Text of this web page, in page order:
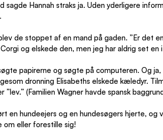
sagde Hannah straks ja. Uden yderligere
de stoppet af en mand på gaden. ”Er det
og elskede den, men jeg har aldrig set en i
papirerne og søgte på computeren. Og ja,
dronning Elisabeths elskede kæledyr.
(Familien Wagner havde spansk
en hundeejers og en hundesøgers hjerte, og
om eller forestille sig!